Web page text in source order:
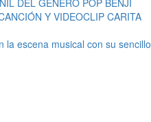
DEL GÉNERO POP BENJI
Y VIDEOCLIP CARITA
la escena musical con su sencillo